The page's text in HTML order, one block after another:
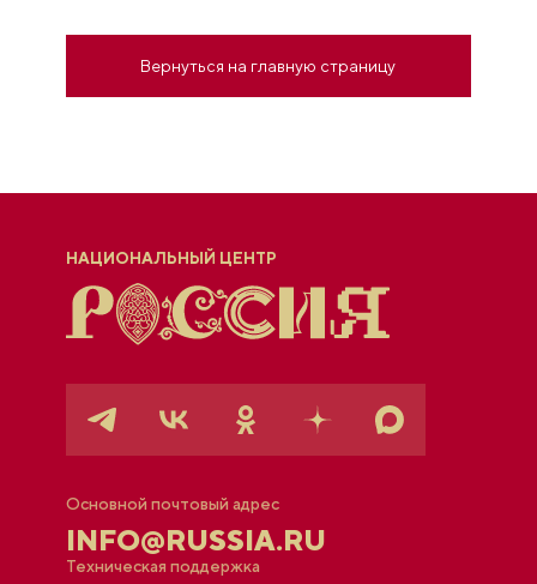
Вернуться на главную страницу
НАЦИОНАЛЬНЫЙ ЦЕНТР
Основной почтовый адрес
INFO@RUSSIA.RU
Техническая поддержка